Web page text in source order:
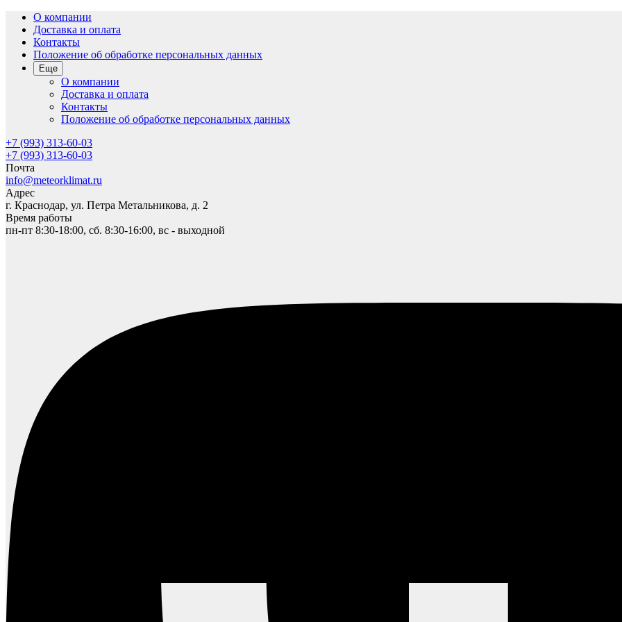
О компании
Доставка и оплата
Контакты
Положение об обработке персональных данных
Еще
О компании
Доставка и оплата
Контакты
Положение об обработке персональных данных
+7 (993) 313-60-03
+7 (993) 313-60-03
Почта
info@meteorklimat.ru
Адрес
г. Краснодар, ул. Петра Метальникова, д. 2
Время работы
пн-пт 8:30-18:00, сб. 8:30-16:00, вс - выходной